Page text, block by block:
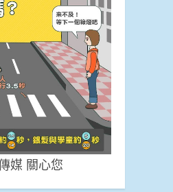
媒 關心您